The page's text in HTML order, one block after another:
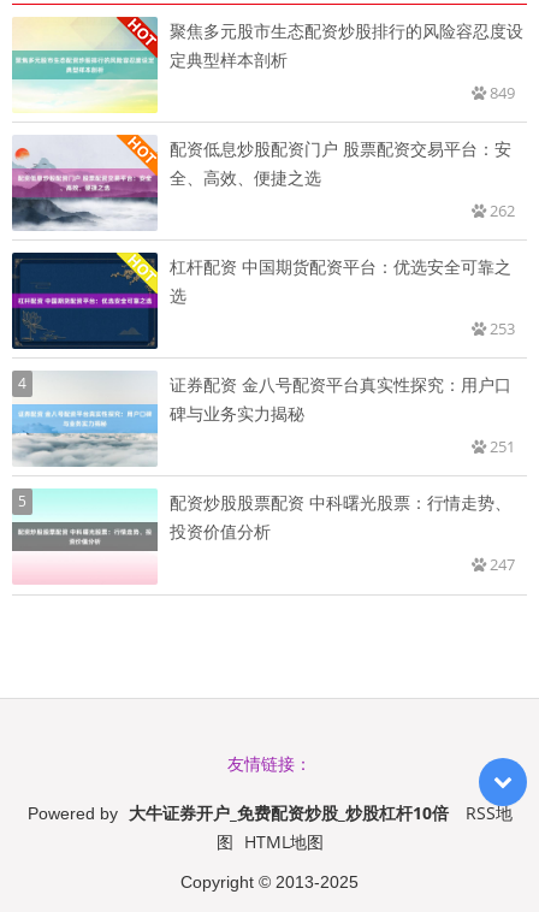
聚焦多元股市生态配资炒股排行的风险容忍度设
定典型样本剖析
849
配资低息炒股配资门户 股票配资交易平台：安
全、高效、便捷之选
262
杠杆配资 中国期货配资平台：优选安全可靠之
选
253
4
证券配资 金八号配资平台真实性探究：用户口
碑与业务实力揭秘
251
5
配资炒股股票配资 中科曙光股票：行情走势、
投资价值分析
247
友情链接：
Powered by 大牛证券开户_免费配资炒股_炒股杠杆10倍
RSS地
图 HTML地图
Copyright © 2013-2025